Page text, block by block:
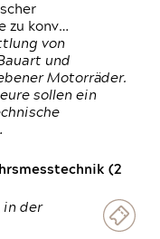
zu konv…
von
und
Motorräder.
sollen ein
(2
in der